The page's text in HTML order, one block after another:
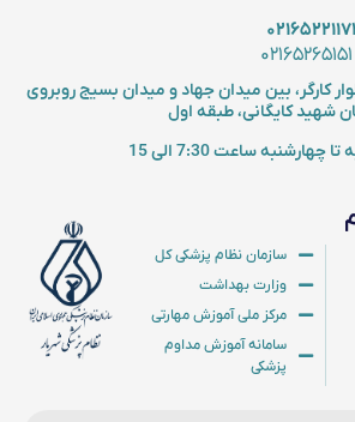
سازمان نظام پزشکی کل
وزارت بهداشت
مرکز ملی آموزش مهارتی
سامانه آموزش مداوم
پزشکی
کارگر، بین میدان جهاد و میدان بسیج روبروی
شهید کایگانی، طبقه اول
ساعت 7:30 الی 15